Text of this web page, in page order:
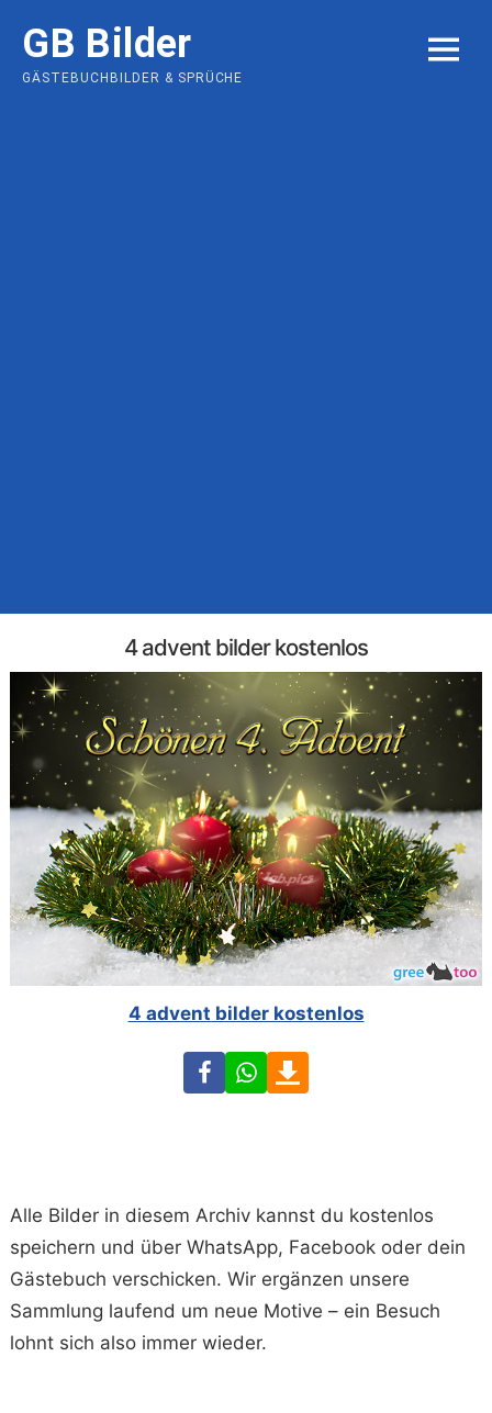
content
GB Bilder
GÄSTEBUCHBILDER & SPRÜCHE
MENU
4 advent bilder kostenlos
4 advent bilder kostenlos
FacebookWhatsApp
Alle Bilder in diesem Archiv kannst du kostenlos
speichern und über WhatsApp, Facebook oder dein
Gästebuch verschicken. Wir ergänzen unsere
Sammlung laufend um neue Motive – ein Besuch
lohnt sich also immer wieder.